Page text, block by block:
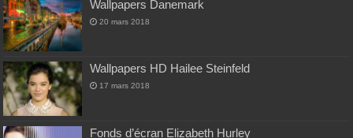
Wallpapers Danemark
20 mars 2018
Wallpapers HD Hailee Steinfeld
17 mars 2018
Fonds d’écran Elizabeth Hurley